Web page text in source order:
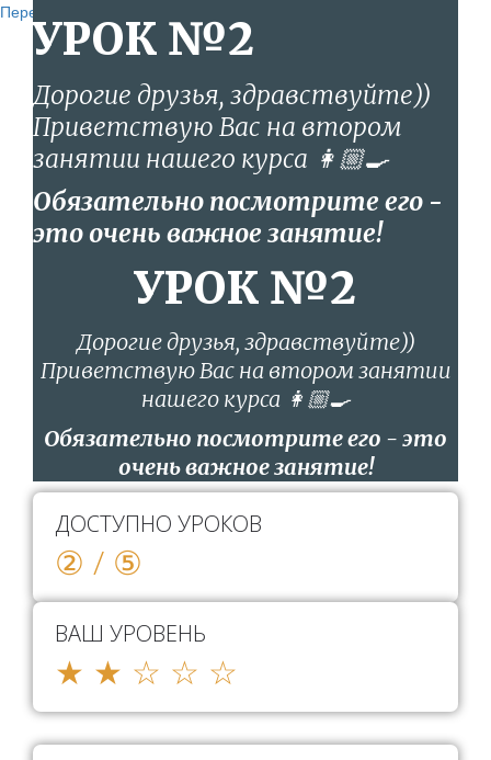
Перейти к содержанию
УРОК №2
Дорогие друзья, здравствуйте))
Приветствую Вас на втором
занятии нашего курса 👩🏼‍🍳
Обязательно посмотрите его -
это очень важное занятие!
УРОК №2
Дорогие друзья, здравствуйте))
Приветствую Вас на втором занятии
нашего курса 👩🏼‍🍳
Обязательно посмотрите его - это
очень важное занятие!
ДОСТУПНО УРОКОВ
② / ⑤
ВАШ УРОВЕНЬ
★ ★ ☆ ☆ ☆